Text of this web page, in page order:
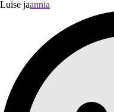
Luise jaannia